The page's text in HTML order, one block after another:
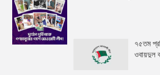
৭৫তম
ওবায়দুল